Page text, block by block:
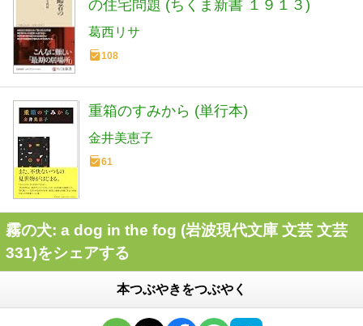
の住宅問題 (ちくま新書 １９１３)
葛西リサ
108
重箱のすみから (単行本)
金井美恵子
61
霧の犬: a dog in the fog (岩波現代文庫 文芸 文芸
331)をシェアする
本つぶやきをつぶやく